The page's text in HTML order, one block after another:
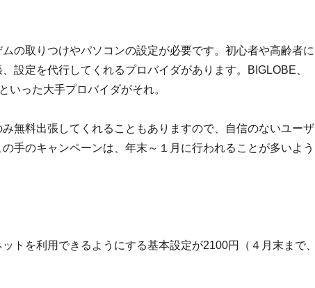
の取りつけやパソコンの設定が必要です。初心者や高齢者に
設定を代行してくれるプロバイダがあります。BIGLOBE、
いった大手プロバイダがそれ。
無料出張してくれることもありますので、自信のないユーザ
手のキャンペーンは、年末～１月に行われることが多いよう
トを利用できるようにする基本設定が2100円（４月末まで、